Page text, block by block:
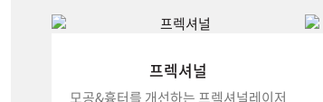
프렉셔널
모공&흉터를 개선하는 프렉셔널레이저